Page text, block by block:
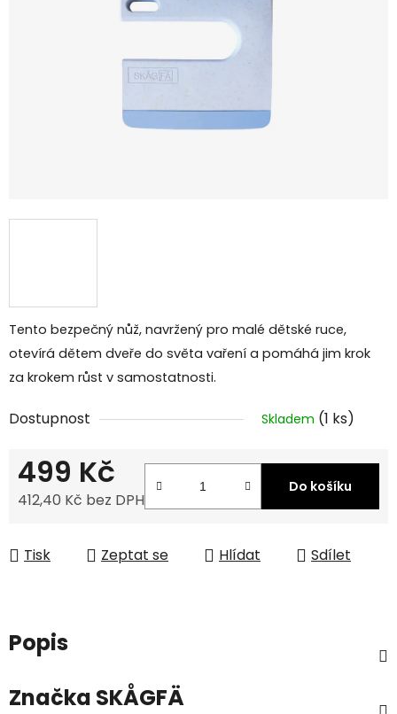
Tento bezpečný nůž, navržený pro malé dětské ruce,
otevírá dětem dveře do světa vaření a pomáhá jim krok
za krokem růst v samostatnosti.
Dostupnost Skladem (1 ks)
499 Kč
412,40 Kč bez DPH
Do košíku
Tisk Zeptat se Hlídat Sdílet
Popis
Značka SKÅGFÄ